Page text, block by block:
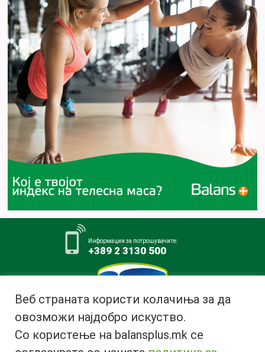
Информации за потрошувачите:
+389 2 3130 500
ул. Ѓурчин Наумов Пљакот бр.1,
7000 Битола, Република
Веб страната користи колачиња за да
овозможи најдобро искуство.
Со користење на balansplus.mk се